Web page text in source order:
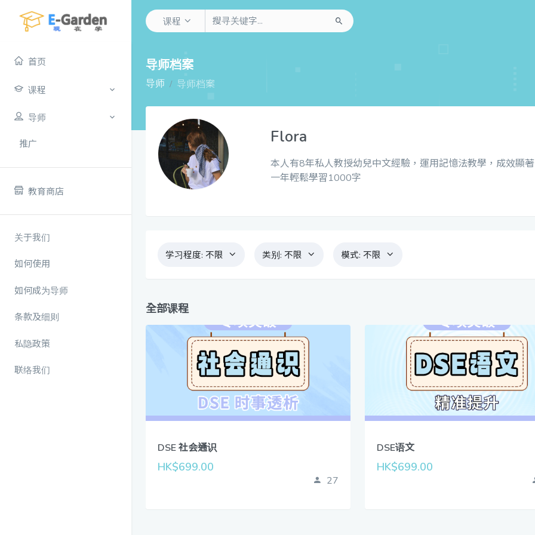
课程
首页
课程
导师
推广
教育商店
关于我们
如何使用
如何成为导师
条款及细则
私隐政策
联络我们
导师档案
导师 导师档案
Flora
本人有8年私人教授幼兒中文經驗，運用記憶法教學，成效顯
一年輕鬆學習1000字
学习程度: 不限 类别: 不限 模式: 不限
全部课程
DSE 社会通识
HK$699.00
27
DSE语文
HK$699.00